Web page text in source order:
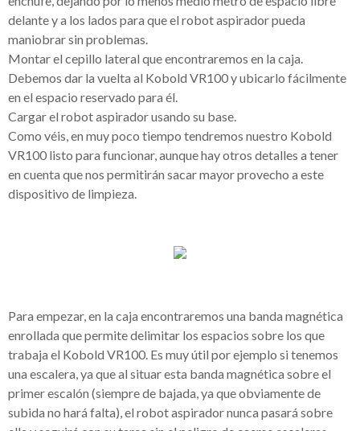
delante y a los lados para que el robot aspirador pueda
maniobrar sin problemas.
Montar el cepillo lateral que encontraremos en la caja.
Debemos dar la vuelta al Kobold VR100 y ubicarlo fácilmente
en el espacio reservado para él.
Cargar el robot aspirador usando su base.
Como véis, en muy poco tiempo tendremos nuestro Kobold
VR100 listo para funcionar, aunque hay otros detalles a tener
en cuenta que nos permitirán sacar mayor provecho a este
dispositivo de limpieza.
Para empezar, en la caja encontraremos una banda magnética
enrollada que permite delimitar los espacios sobre los que
trabaja el Kobold VR100. Es muy útil por ejemplo si tenemos
una escalera, ya que al situar esta banda magnética sobre el
primer escalón (siempre de bajada, ya que obviamente de
subida no hará falta), el robot aspirador nunca pasará sobre